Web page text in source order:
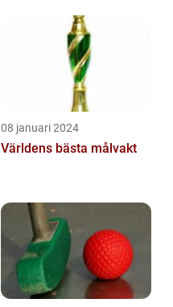
08 januari 2024
Världens bästa målvakt